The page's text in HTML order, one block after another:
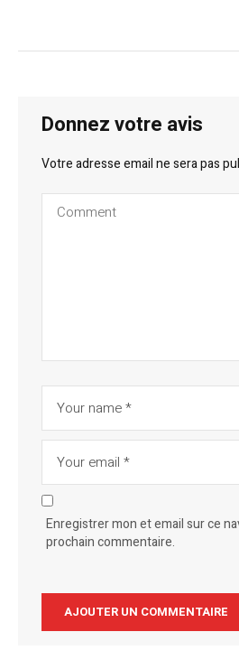
Donnez votre avis
Votre adresse email ne sera pas
Enregistrer mon et email sur ce
prochain commentaire.